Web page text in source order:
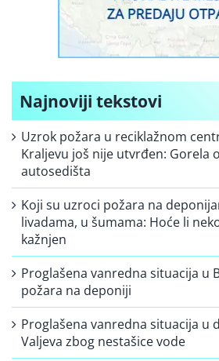
Najnoviji tekstovi
Uzrok požara u reciklažnom
Kraljevu još nije utvrđen: Gorela
autosedišta
Koji su uzroci požara na
livadama, u šumama: Hoće li
kažnjen
Proglašena vanredna situacija u
požara na deponiji
Proglašena vanredna situacija u
Valjeva zbog nestašice vode